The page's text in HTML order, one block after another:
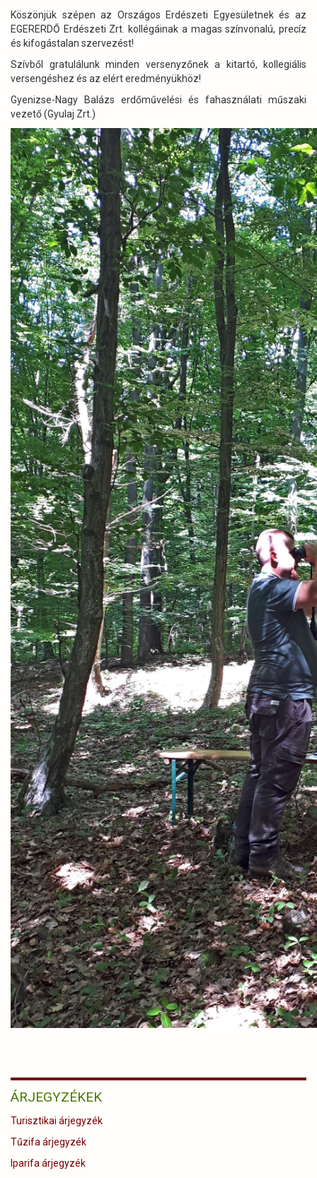
Köszönjük szépen az Országos Erdészeti Egyesületnek és az
EGERERDŐ Erdészeti Zrt. kollégáinak a magas színvonalú, precíz
és kifogástalan szervezést!
Szívből gratulálunk minden versenyzőnek a kitartó, kollegiális
versengéshez és az elért eredményükhöz!
Gyenizse-Nagy Balázs erdőművelési és fahasználati műszaki
vezető (Gyulaj Zrt.)
ÁRJEGYZÉKEK
Turisztikai árjegyzék
Tűzifa árjegyzék
Iparifa árjegyzék